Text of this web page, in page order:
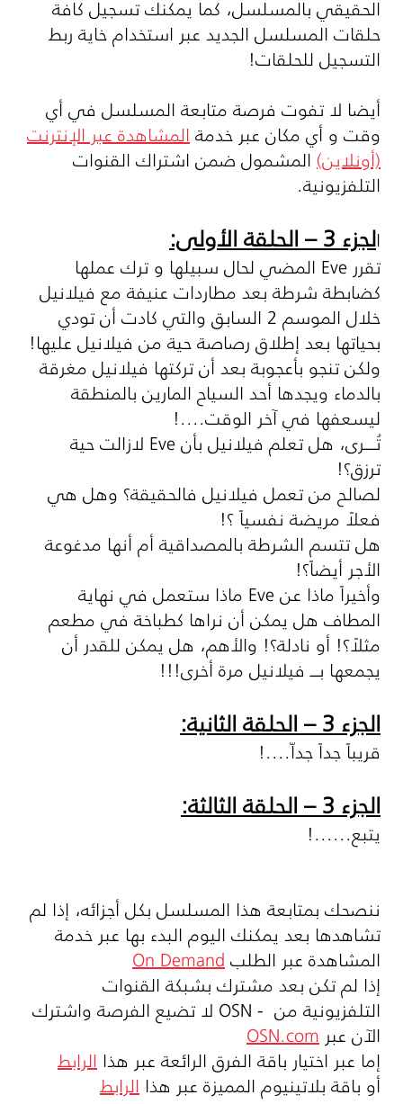
الحقيقي بالمسلسل، كما يمكنك تسجيل كافة
حلقات المسلسل الجديد عبر استخدام خاية ربط
التسجيل للحلقات!
أيضا لا تفوت فرصة متابعة المسلسل في أي
وقت و أي مكان عبر خدمةالمشاهدة عبر الإنترنت
(أونلاين)المشمول ضمن اشتراك القنوات
التلفزيونية.
الجزء 3 – الحلقة الأولى:
تقررEve المضي لحال سبيلها و ترك عملها
كضابطة شرطة بعد مطاردات عنيفة مع فيلانيل
خلال الموسم 2 السابق والتي كادت أن تودي
بحياتها بعد إطلاق رصاصة حية من فيلانيل عليها!
ولكن تنجو بأعجوبة بعد أن تركتها فيلانيل مغرقة
بالدماء ويجدها أحد السياح المارين بالمنطقة
ليسعفها في آخر الوقت....!
تُــــرى، هل تعلم فيلانيل بأنEve لازالت حية
ترزق؟!
لصالح من تعمل فيلانيل فالحقيقة؟ وهل هي
فعلاً مريضة نفسياً ؟!
هل تتسم الشرطة بالمصداقية أم أنها مدغوعة
الأجر أيضاً؟!
وأخيراً ماذا عنEve ماذا ستعمل في نهاية
المطاف هل يمكن أن نراها كطباخة في مطعم
مثلاً؟! أو نادلة؟! والأهم، هل يمكن للقدر أن
يجمعها بـــ فيلانيل مرة أخرى!!!
الجزء 3 – الحلقة الثانية:
قريباً جداً جداّ....!
الجزء 3 – الحلقة الثالثة:
يتبع......!
ننصحك بمتابعة هذا المسلسل بكل أجزائه، إذا لم
تشاهدها بعد يمكنك اليوم البدء بها عبر خدمة
المشاهدة عبر الطلبOn Demand
إذا لم تكن بعد مشترك بشبكة القنوات
التلفزيونية من OSN - لا تضيع الفرصة واشترك
الآن عبرOSN.com
إما عبر اختيار باقة الفرق الرائعة عبر هذا الرابط
أو باقة بلاتينيوم المميزة عبر هذا الرابط